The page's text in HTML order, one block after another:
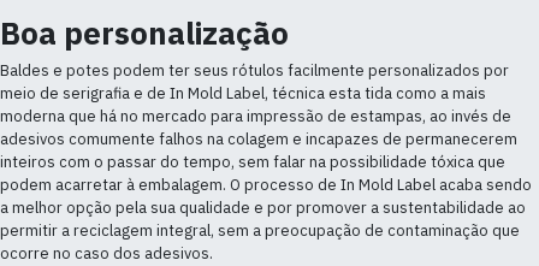
Boa personalização
Baldes e potes podem ter seus rótulos facilmente personalizados por
meio de serigrafia e de In Mold Label, técnica esta tida como a mais
moderna que há no mercado para impressão de estampas, ao invés de
adesivos comumente falhos na colagem e incapazes de permanecerem
inteiros com o passar do tempo, sem falar na possibilidade tóxica que
podem acarretar à embalagem. O processo de In Mold Label acaba sendo
a melhor opção pela sua qualidade e por promover a sustentabilidade ao
permitir a reciclagem integral, sem a preocupação de contaminação que
ocorre no caso dos adesivos.